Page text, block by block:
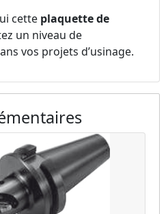
cette plaquette de
un niveau de
vos projets d’usinage.